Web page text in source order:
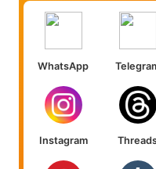
WhatsApp
Instagram